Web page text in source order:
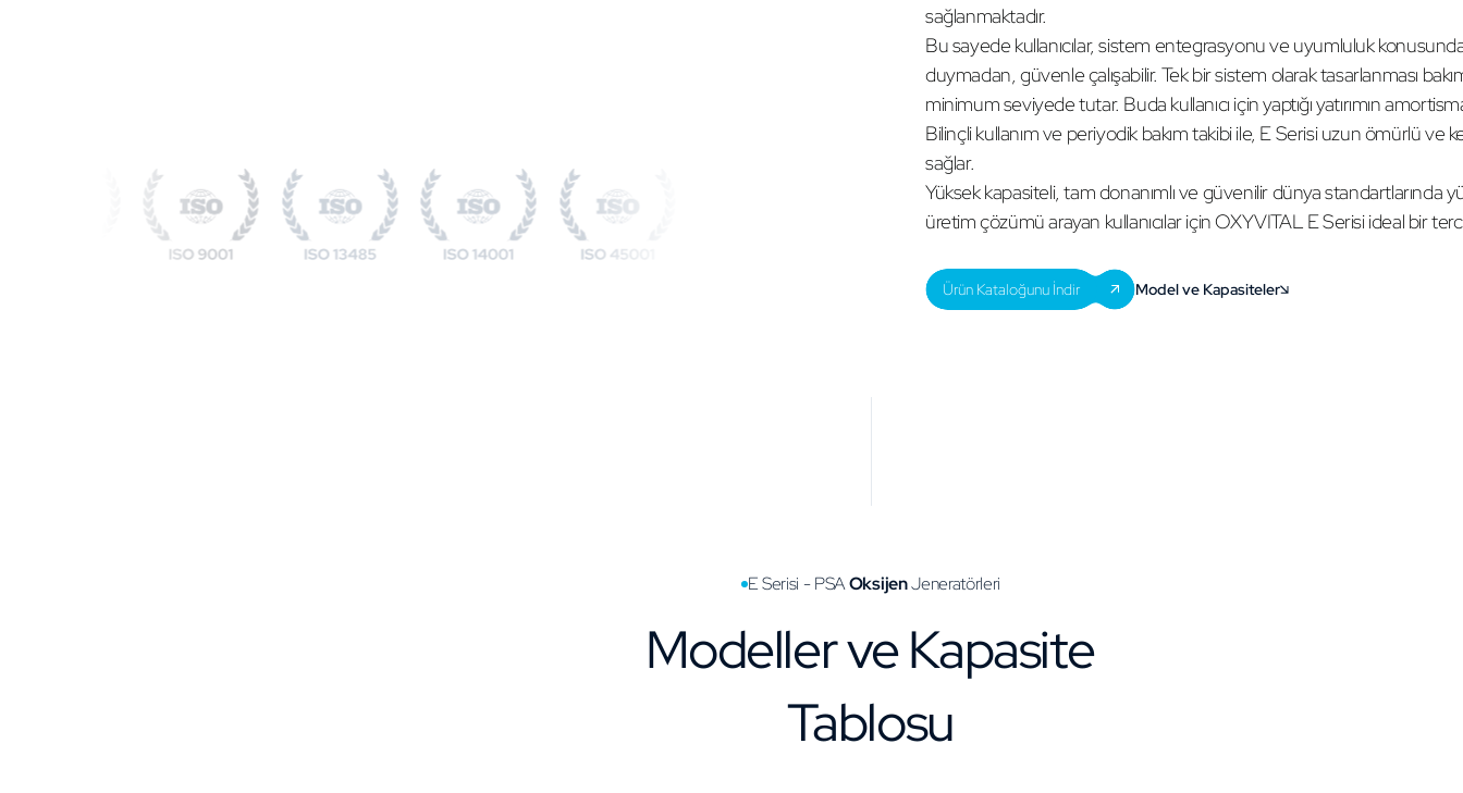
sağlanmaktadır.
Bu sayede kullanıcılar, sistem entegrasyonu ve uyumluluk
duymadan, güvenle çalışabilir. Tek bir sistem olarak tasarlanması
minimum seviyede tutar. Buda kullanıcı için yaptığı yatırımın
Bilinçli kullanım ve periyodik bakım takibi ile, E Serisi uzun ömürlü ve
sağlar.
Yüksek kapasiteli, tam donanımlı ve güvenilir dünya standartlarında
üretim çözümü arayan kullanıcılar için OXYVITAL E Serisi ideal bir
Ürün Kataloğunu İndir Model ve Kapasiteler
E Serisi - PSAOksijenJeneratörleri
Modeller ve Kapasite
Tablosu